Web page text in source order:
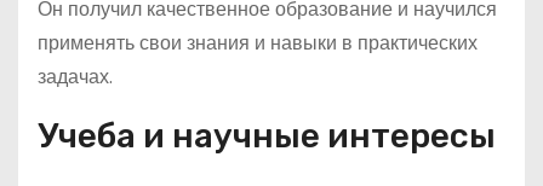
Он получил качественное образование и научился
применять свои знания и навыки в практических
задачах.
Учеба и научные интересы